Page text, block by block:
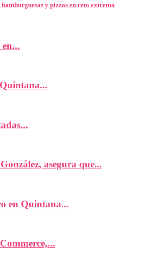
y pizzas en reto extremo
asegura que...
en Quintana...